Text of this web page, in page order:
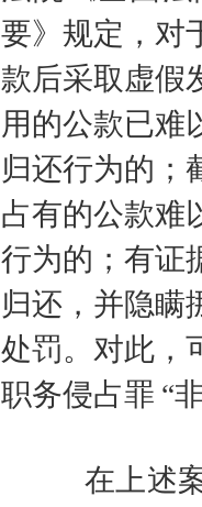
要》规定，对
款后采取虚假
用的公款已难
归还行为的；
占有的公款难
行为的；有证
归还，并隐瞒
处罚。对此，
职务侵占罪 “
在上述